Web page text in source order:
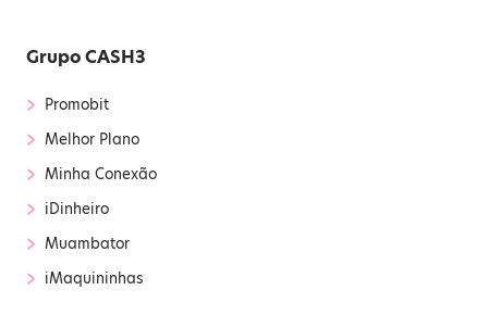
Grupo CASH3
› Promobit
› Melhor Plano
› Minha Conexão
› iDinheiro
› Muambator
› iMaquininhas